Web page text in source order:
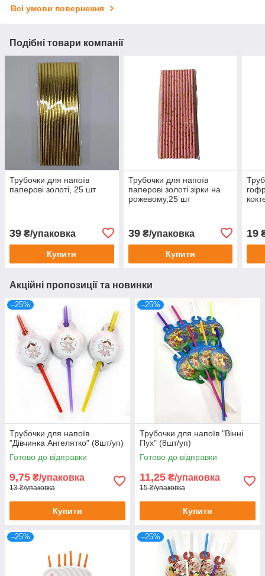
Всі умови повернення
Подібні товари компанії
Трубочки для напоїв
паперові золоті, 25 шт
39 ₴/упаковка
Купити
Трубочки для напоїв
паперові золоті зірки на
рожевому,25 шт
39₴/упаковка
Купити
19
Акційні пропозиції та новинки
–25%
Трубочки для напоїв
"Дівчинка Ангелятко" (8шт/уп)
Готово до відправки
9,75 ₴/упаковка
13 ₴/упаковка
Купити
–25%
Трубочки для напоїв "Вінні
Пух" (8шт/уп)
Готово до відправки
11,25 ₴/упаковка
15 ₴/упаковка
Купити
–25% –25%